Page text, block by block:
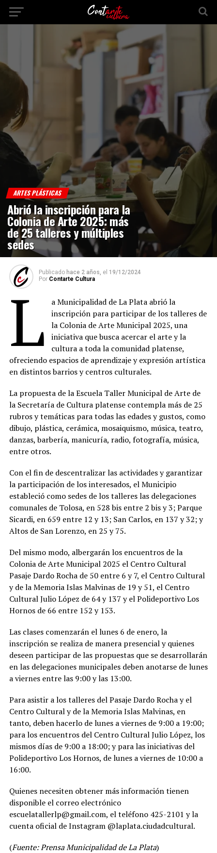
ARTES PLÁSTICAS
Abrió la inscripción para la
Colonia de Arte 2025: más
de 25 talleres y múltiples
sedes
Publicado hace 2 años, el 19/12/2024
Por Contarte Cultura
L
a Municipalidad de La Plata abrió la
inscripción para participar de los talleres de
la Colonia de Arte Municipal 2025, una
iniciativa que busca acercar el arte y la
cultura a toda la comunidad platense,
ofreciendo espacios de aprendizaje y expresión artística
en distintos barrios y centros culturales.
La propuesta de la Escuela Taller Municipal de Arte de
la Secretaría de Cultura platense contempla más de 25
rubros y temáticas para todas las edades y gustos, como
dibujo, plástica, cerámica, mosaiquismo, música, teatro,
danzas, barbería, manicuría, radio, fotografía, música,
entre otros.
Con el fin de descentralizar las actividades y garantizar
la participación de los interesados, el Municipio
estableció como sedes de los talleres las delegaciones
comunales de Tolosa, en 528 bis entre 2 bis y 3; Parque
Sicardi, en 659 entre 12 y 13; San Carlos, en 137 y 32; y
Altos de San Lorenzo, en 25 y 75.
Del mismo modo, albergarán los encuentros de la
Colonia de Arte Municipal 2025 el Centro Cultural
Pasaje Dardo Rocha de 50 entre 6 y 7, el Centro Cultural
y de la Memoria Islas Malvinas de 19 y 51, el Centro
Cultural Julio López de 64 y 137 y el Polideportivo Los
Hornos de 66 entre 152 y 153.
Las clases comenzarán el lunes 6 de enero, la
inscripción se realiza de manera presencial y quienes
deseen participar de las propuestas que se desarrollarán
en las delegaciones municipales deben anotarse de lunes
a viernes entre las 9:00 y las 13:00.
Para asistir a los talleres del Pasaje Dardo Rocha y el
Centro Cultural y de la Memoria Islas Malvinas, en
tanto, deben hacerlo de lunes a viernes de 9:00 a 19:00;
para los encuentros del Centro Cultural Julio López, los
mismos días de 9:00 a 18:00; y para las iniciativas del
Polideportivo Los Hornos, de lunes a viernes de 10:00 a
16:00.
Quienes necesiten obtener más información tienen
disponible el correo electrónico
escuelatallerlp@gmail.com, el teléfono 425-2101 y la
cuenta oficial de Instagram @laplata.ciudadcultural.
(Fuente: Prensa Municipalidad de La Plata)